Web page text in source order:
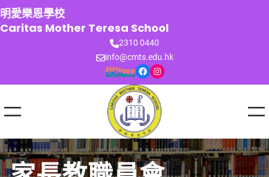
跳
至
主
明愛樂恩學校
Caritas Mother Teresa School
2310 0440
info@cmts.edu.hk
Facebook Instagram